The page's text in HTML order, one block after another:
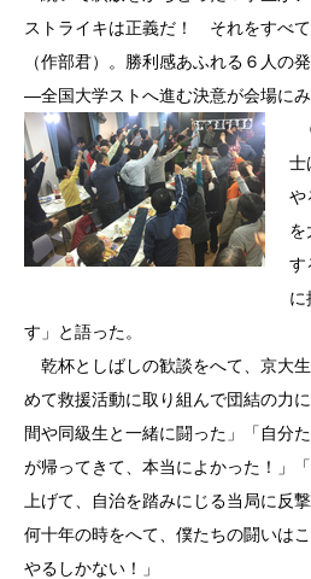
ストライキは正義だ！ それをすべて
（作部君）。勝利感あふれる６人の
―全国大学ストへ進む決意が会場にみ
士
や
を
す
に
す」と語った。
乾杯としばしの歓談をへて、京大
めて救援活動に取り組んで団結の力
間や同級生と一緒に闘った」「自分
が帰ってきて、本当によかった！」
上げて、自治を踏みにじる当局に反
何十年の時をへて、僕たちの闘いは
やるしかない！」